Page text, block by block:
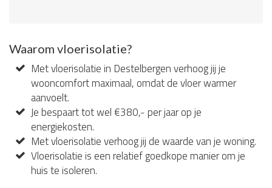
Waarom vloerisolatie?
Met vloerisolatie in Destelbergen verhoog jij je
wooncomfort maximaal, omdat de vloer warmer
aanvoelt.
Je bespaart tot wel €380,- per jaar op je
energiekosten.
Met vloerisolatie verhoog jij de waarde van je woning.
Vloerisolatie is een relatief goedkope manier om je
huis te isoleren.